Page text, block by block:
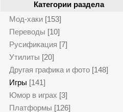
Категории раздела
Мод-хаки [153]
Переводы [10]
Русификация [7]
Утилиты [20]
Другая графика и фото [148]
Игры [141]
Юмор в играх [3]
Платформы [126]